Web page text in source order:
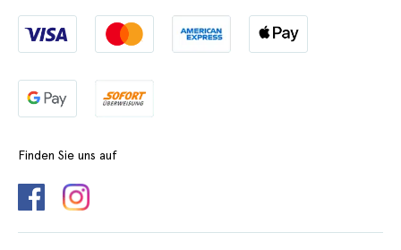
Finden Sie uns auf